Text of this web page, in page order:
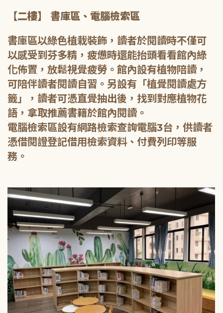
【二樓】 書庫區、電腦檢索區
書庫區以綠色植栽裝飾，讀者於閱讀時不僅可
以感受到芬多精，疲憊時還能抬頭看看館內綠
化佈置，放鬆視覺疲勞。館內設有植物陪讀，
可陪伴讀者閱讀自習。另設有「植覺閱讀處方
籤」，讀者可憑直覺抽出後，找到對應植物花
語，拿取推薦書籍於館內閱讀。
電腦檢索區設有網路檢索查詢電腦3台，供讀者
憑借閱證登記借用檢索資料、付費列印等服
務。